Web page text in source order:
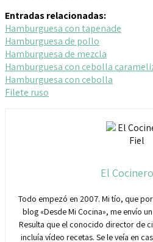
Entradas relacionadas:
Hamburguesa con tapenade
Hamburguesa de pollo
Hamburguesa de mezcla
Hamburguesa con cebolla
Hamburguesa con cebolla
Filete ruso
El
Todo empezó en 2007. Mi tío, que
blog «Desde Mi Cocina», me envío
Resulta que el conocido director de
incluía vídeo recetas. Se le veía en